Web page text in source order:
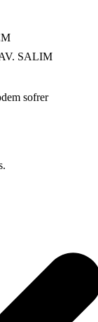
SALIM
sofrer